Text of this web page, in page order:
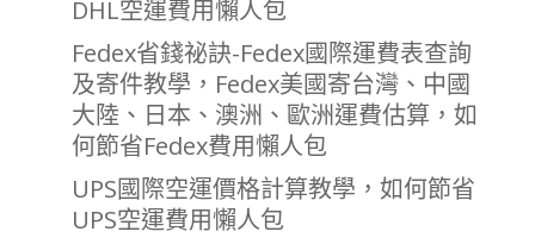
DHL空運費用懶人包
Fedex省錢祕訣-Fedex國際運費表查詢
及寄件教學，Fedex美國寄台灣、中國
大陸、日本、澳洲、歐洲運費估算，如
何節省Fedex費用懶人包
UPS國際空運價格計算教學，如何節省
UPS空運費用懶人包